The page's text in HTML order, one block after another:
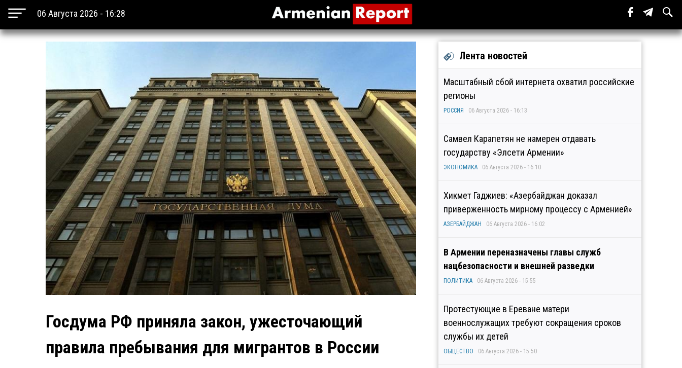
06 Августа 2026 - 16:28
Госдума РФ приняла закон, ужесточающий
правила пребывания для мигрантов в России
Лента новостей
Масштабный сбой интернета охватил российские
регионы
РОССИЯ 06 Августа 2026 - 16:13
Самвел Карапетян не намерен отдавать
государству «Элсети Армении»
ЭКОНОМИКА 06 Августа 2026 - 16:10
Хикмет Гаджиев: «Азербайджан доказал
приверженность мирному процессу с Арменией»
АЗЕРБАЙДЖАН 06 Августа 2026 - 16:02
В Армении переназначены главы служб
нацбезопасности и внешней разведки
ПОЛИТИКА 06 Августа 2026 - 15:55
Протестующие в Ереване матери
военнослужащих требуют сокращения сроков
службы их детей
ОБЩЕСТВО 06 Августа 2026 - 15:50